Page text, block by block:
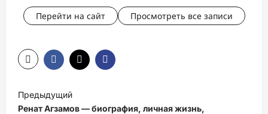
Перейти на сайт Просмотреть все записи
а
Предыдущий
Ренат Агзамов — биография, личная жизнь,